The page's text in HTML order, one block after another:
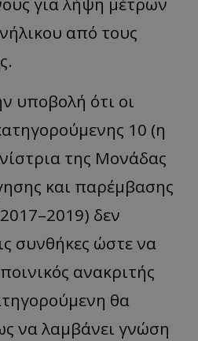
από τους
υποβολή ότι οι
10 (η
της Μονάδας
και παρέμβασης
δεν
συνθήκες ώστε να
ανακριτής
θα
να λαμβάνει γνώση